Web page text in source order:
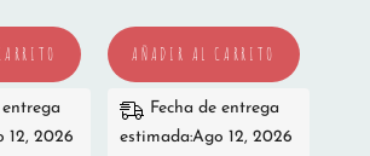
entrega
12, 2026
AÑADIR AL CARRITO
Fecha de entrega
estimada:Ago 12, 2026